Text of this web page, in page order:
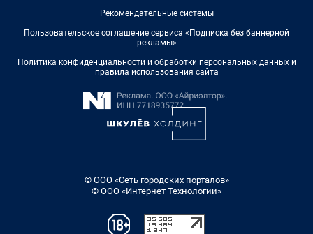
Рекомендательные системы
Пользовательское соглашение сервиса «Подписка без баннерной
рекламы»
Политика конфиденциальности и обработки персональных данных и
правила использования сайта
© ООО «Сеть городских порталов»
© ООО «Интернет Технологии»